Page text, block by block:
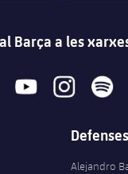
Barça a les
youtubeinstagramspotify
Defenses
Alejandro